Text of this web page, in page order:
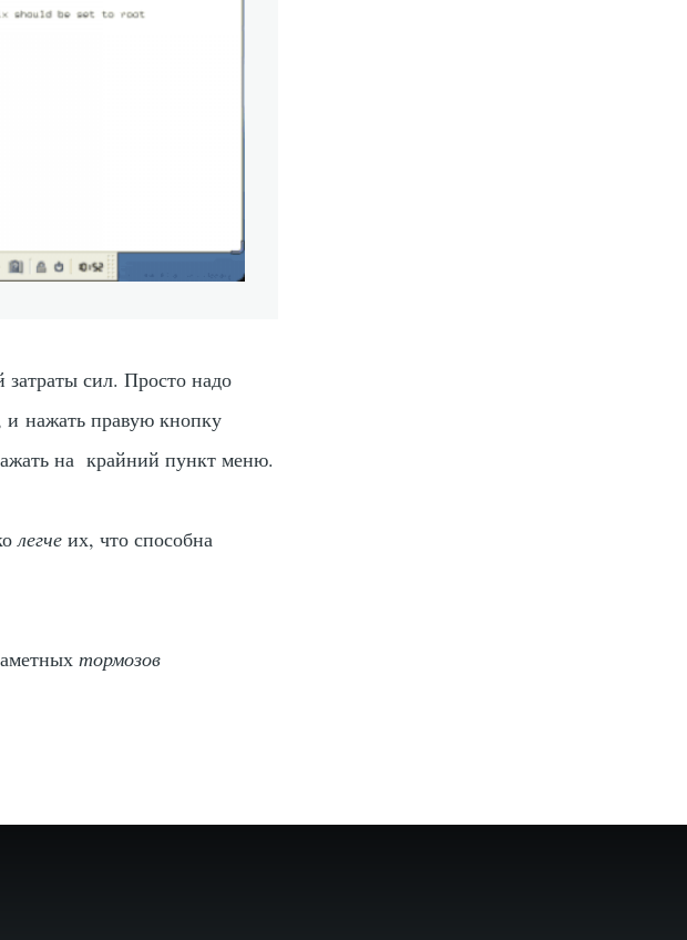
сил. Просто надо
и нажать правую кнопку
на крайний пункт меню.
легче их, что способна
тормозов